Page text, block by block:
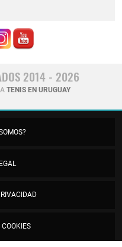
2014 - 2026
TENIS EN URUGUAY